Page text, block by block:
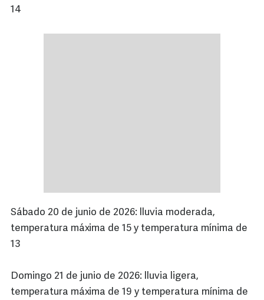
14
Sábado 20 de junio de 2026: lluvia moderada,
temperatura máxima de 15 y temperatura mínima de
13
Domingo 21 de junio de 2026: lluvia ligera,
temperatura máxima de 19 y temperatura mínima de